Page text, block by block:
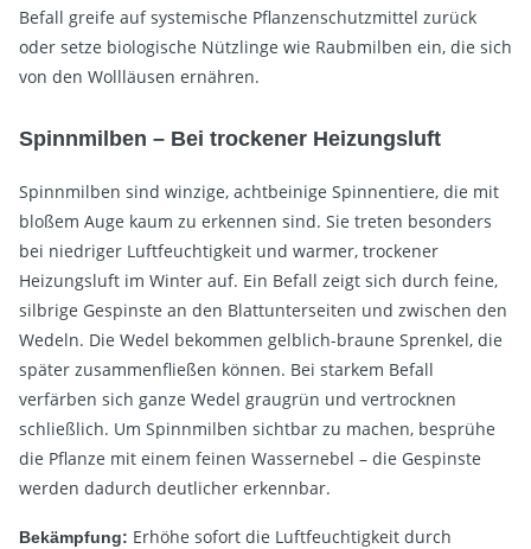
Befall greife auf systemische Pflanzenschutzmittel zurück
oder setze biologische Nützlinge wie Raubmilben ein, die sich
von den Wollläusen ernähren.
Spinnmilben – Bei trockener Heizungsluft
Spinnmilben sind winzige, achtbeinige Spinnentiere, die mit
bloßem Auge kaum zu erkennen sind. Sie treten besonders
bei niedriger Luftfeuchtigkeit und warmer, trockener
Heizungsluft im Winter auf. Ein Befall zeigt sich durch feine,
silbrige Gespinste an den Blattunterseiten und zwischen den
Wedeln. Die Wedel bekommen gelblich-braune Sprenkel, die
später zusammenfließen können. Bei starkem Befall
verfärben sich ganze Wedel graugrün und vertrocknen
schließlich. Um Spinnmilben sichtbar zu machen, besprühe
die Pflanze mit einem feinen Wassernebel – die Gespinste
werden dadurch deutlicher erkennbar.
Bekämpfung: Erhöhe sofort die Luftfeuchtigkeit durch